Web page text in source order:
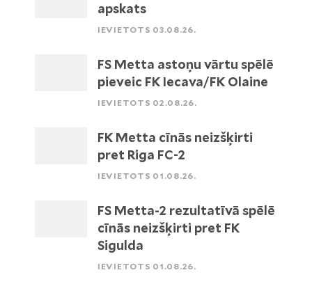
apskats
IEVIETOTS 03.08.26.
FS Metta astoņu vārtu spēlē
pieveic FK Iecava/FK Olaine
IEVIETOTS 02.08.26.
FK Metta cīnās neizšķirti
pret Riga FC-2
IEVIETOTS 01.08.26.
FS Metta-2 rezultatīvā spēlē
cīnās neizšķirti pret FK
Sigulda
IEVIETOTS 01.08.26.